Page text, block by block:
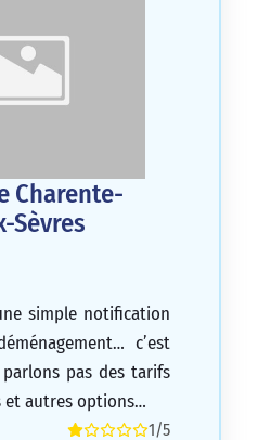
Charente-
Sèvres
simple notification
c’est
pas des tarifs
et autres options…
1/5